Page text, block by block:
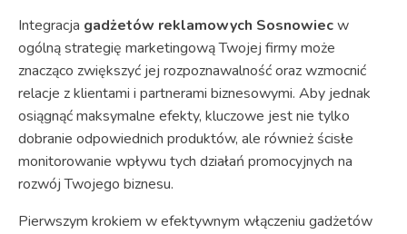
Integracja gadżetów reklamowych Sosnowiecw
ogólną strategię marketingową Twojej firmy może
znacząco zwiększyć jej rozpoznawalność oraz wzmocnić
relacje z klientami i partnerami biznesowymi. Aby jednak
osiągnąć maksymalne efekty, kluczowe jest nie tylko
dobranie odpowiednich produktów, ale również ścisłe
monitorowanie wpływu tych działań promocyjnych na
rozwój Twojego biznesu.
Pierwszym krokiem w efektywnym włączeniu gadżetów